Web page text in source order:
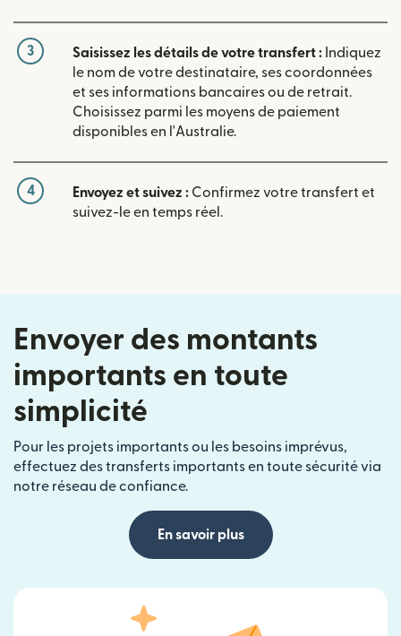
3 Saisissez les détails de votre transfert : Indiquez
le nom de votre destinataire, ses coordonnées
et ses informations bancaires ou de retrait.
Choisissez parmi les moyens de paiement
disponibles en l'Australie.
4 Envoyez et suivez : Confirmez votre transfert et
suivez-le en temps réel.
Envoyer des montants
importants en toute
simplicité
Pour les projets importants ou les besoins imprévus,
effectuez des transferts importants en toute sécurité via
notre réseau de confiance.
En savoir plus